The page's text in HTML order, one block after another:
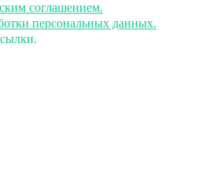
соглашением.
персональных данных.